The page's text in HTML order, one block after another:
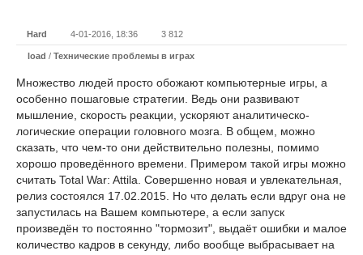
Hard 4-01-2016, 18:36 3 812
load / Технические проблемы в играх
Множество людей просто обожают компьютерные игры, а
особенно пошаговые стратегии. Ведь они развивают
мышление, скорость реакции, ускоряют аналитическо-
логические операции головного мозга. В общем, можно
сказать, что чем-то они действительно полезны, помимо
хорошо проведённого времени. Примером такой игры можно
считать Total War: Attila. Совершенно новая и увлекательная,
релиз состоялся 17.02.2015. Но что делать если вдруг она не
запустилась на Вашем компьютере, а если запуск
произведён то постоянно "тормозит", выдаёт ошибки и малое
количество кадров в секунду, либо вообще выбрасывает на